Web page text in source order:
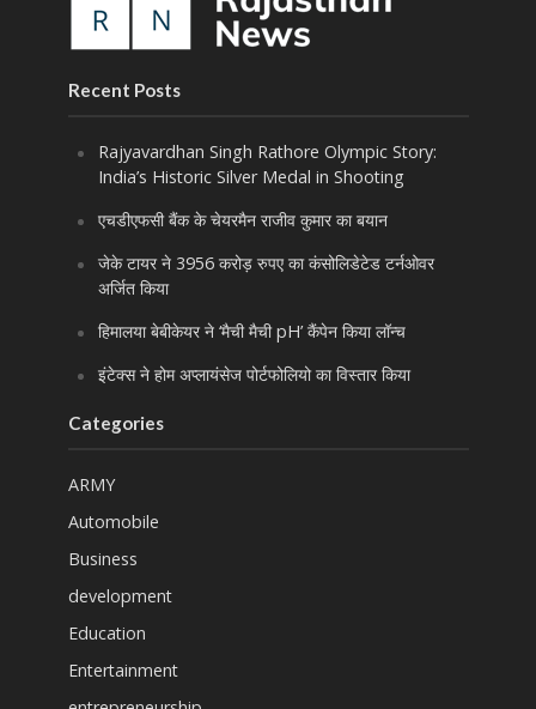
Recent Posts
Rajyavardhan Singh Rathore Olympic Story:
India’s Historic Silver Medal in Shooting
एचडीएफसी बैंक के चेयरमैन राजीव कुमार का बयान
जेके टायर ने 3956 करोड़ रुपए का कंसोलिडेटेड टर्नओवर
अर्जित किया
हिमालया बेबीकेयर ने ‘मैची मैची pH’ कैंपेन किया लॉन्च
इंटेक्स ने होम अप्लायंसेज पोर्टफोलियो का विस्तार किया
Categories
ARMY
Automobile
Business
development
Education
Entertainment